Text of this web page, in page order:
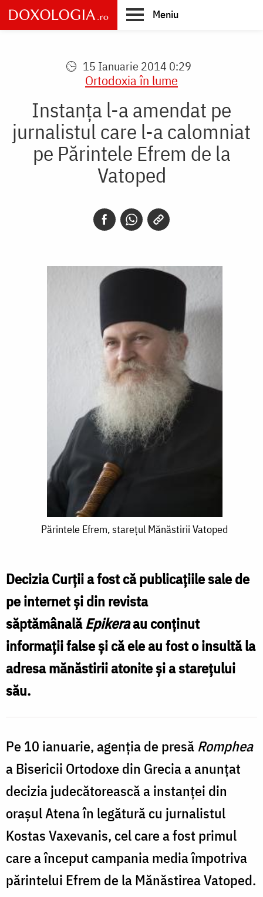
Skip
to
main
Meniu
15 Ianuarie 2014 0:29
Ortodoxia în lume
Instanța l-a amendat pe
jurnalistul care l-a calomniat
pe Părintele Efrem de la
Vatoped
Părintele
Mănăstirii
Vatoped
Părintele Efrem, starețul Mănăstirii Vatoped
Decizia Curții a fost că publicațiile sale de
pe internet și din revista
săptămânalăEpikeraau conținut
informații false și că ele au fost o insultă la
adresa mănăstirii atonite și a starețului
său.
Pe 10 ianuarie, agenția de presă Romphea
a Bisericii Ortodoxe din Grecia a anunțat
decizia judecătorească a instanței din
orașul Atena în legătură cu jurnalistul
Kostas Vaxevanis, cel care a fost primul
care a început campania media împotriva
părintelui Efrem de la Mănăstirea Vatoped.